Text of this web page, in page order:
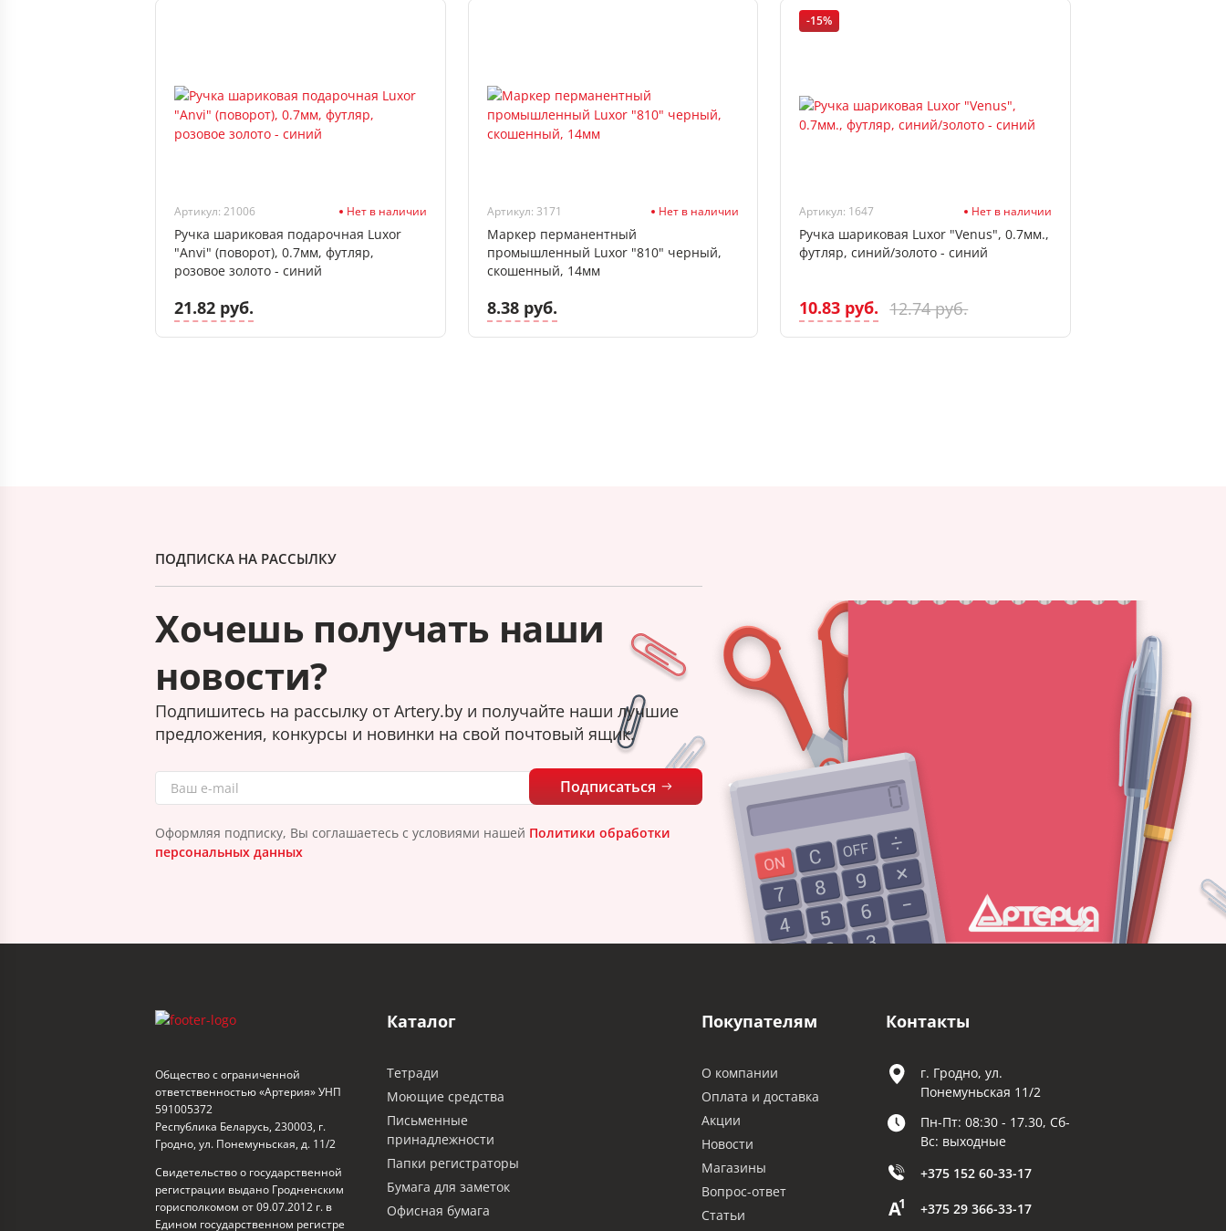
Артикул: 21006 Нет в наличии
Ручка шариковая подарочная Luxor
"Anvi" (поворот), 0.7мм, футляр,
розовое золото - синий
21.82 руб.
Артикул: 3171 Нет в наличии
Маркер перманентный
промышленный Luxor "810" черный,
скошенный, 14мм
8.38 руб.
-15%
Артикул: 1647 Нет в наличии
Ручка шариковая Luxor "Venus", 0.7мм.,
футляр, синий/золото - синий
10.83 руб. 12.74 руб.
ПОДПИСКА НА РАССЫЛКУ
Хочешь получать наши
новости?
Подпишитесь на рассылку от Artery.by и получайте наши лучшие
предложения, конкурсы и новинки на свой почтовый ящик.
Подписаться
Оформляя подписку, Вы соглашаетесь с условиями нашей Политики обработки
персональных данных
Общество с ограниченной
ответственностью «Артерия» УНП
591005372
Республика Беларусь, 230003, г.
Гродно, ул. Понемуньская, д. 11/2
Свидетельство о государственной
регистрации выдано Гродненским
горисполкомом от 09.07.2012 г. в
Едином государственном регистре
Каталог
Тетради
Моющие средства
Письменные
принадлежности
Папки регистраторы
Бумага для заметок
Офисная бумага
Покупателям
О компании
Оплата и доставка
Акции
Новости
Магазины
Вопрос-ответ
Статьи
Контакты
г. Гродно, ул.
Понемуньская 11/2
Пн-Пт: 08:30 - 17.30, Сб-
Вс: выходные
+375 152 60-33-17
+375 29 366-33-17